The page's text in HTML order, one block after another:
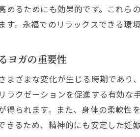
永
地
心
メ
施
プ
めるためにも効果的です。これら
す。永福でのリラックスできる環
ヨガの重要性
まざまな変化が生じる時期であり
ラクゼーションを促進する有効な
得られます。また、身体の柔軟
きるため、精神的にも安定した妊